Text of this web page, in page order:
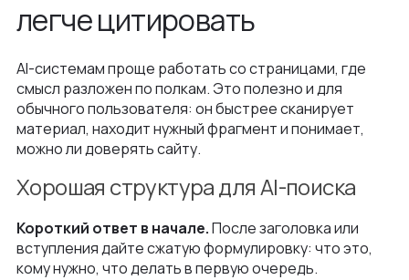
легче цитировать
AI-системам проще работать со страницами, где
смысл разложен по полкам. Это полезно и для
обычного пользователя: он быстрее сканирует
материал, находит нужный фрагмент и понимает,
можно ли доверять сайту.
Хорошая структура для AI-поиска
Короткий ответ в начале.После заголовка или
вступления дайте сжатую формулировку: что это,
кому нужно, что делать в первую очередь.